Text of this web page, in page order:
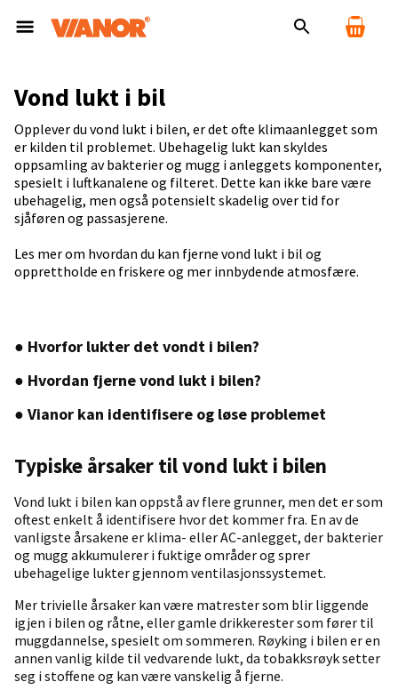
Vond lukt i bil
Opplever du vond lukt i bilen, er det ofte klimaanlegget som
er kilden til problemet. Ubehagelig lukt kan skyldes
oppsamling av bakterier og mugg i anleggets komponenter,
spesielt i luftkanalene og filteret. Dette kan ikke bare være
ubehagelig, men også potensielt skadelig over tid for
sjåføren og passasjerene.
Les mer om hvordan du kan fjerne vond lukt i bil og
opprettholde en friskere og mer innbydende atmosfære.
● Hvorfor lukter det vondt i bilen?
● Hvordan fjerne vond lukt i bilen?
● Vianor kan identifisere og løse problemet
Typiske årsaker til vond lukt i bilen
Vond lukt i bilen kan oppstå av flere grunner, men det er som
oftest enkelt å identifisere hvor det kommer fra. En av de
vanligste årsakene er klima- eller AC-anlegget, der bakterier
og mugg akkumulerer i fuktige områder og sprer
ubehagelige lukter gjennom ventilasjonssystemet.
Mer trivielle årsaker kan være matrester som blir liggende
igjen i bilen og råtne, eller gamle drikkerester som fører til
muggdannelse, spesielt om sommeren. Røyking i bilen er en
annen vanlig kilde til vedvarende lukt, da tobakksrøyk setter
seg i stoffene og kan være vanskelig å fjerne.